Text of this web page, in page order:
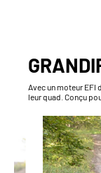
Avec un moteur EFI
leur quad. Conçu